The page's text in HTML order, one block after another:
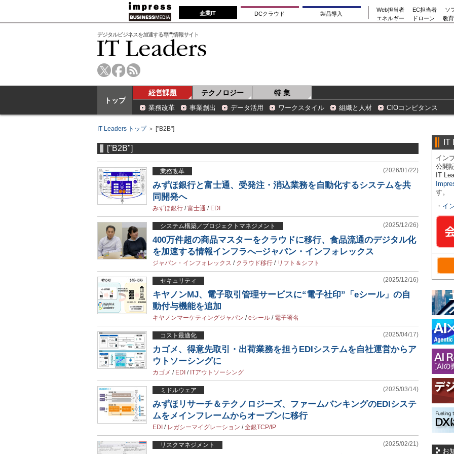
企業IT DCクラウド 製品導入
Web担当者 EC担当者
ソ
エネルギー
ドローン 教
デジタルビジネスを加速する専門情報サイト
トップ
経営課題 テクノロジー 特 集
業務改革 事業創出 データ活用 ワークスタイル 組織と人材 CIOコンピタンス
IT Leaders トップ＞ ["B2B"]
["B2B"]
業務改革 (2026/01/22)
みずほ銀行と富士通、受発注・消込業務を自動化するシステムを共
同開発へ
みずほ銀行 /富士通 / EDI
システム構築／プロジェクトマネジメント (2025/12/26)
400万件超の商品マスターをクラウドに移行、食品流通のデジタル化
を加速する情報インフラへ─ジャパン・インフォレックス
ジャパン・インフォレックス / クラウド移行 / リフト＆シフト
セキュリティ (2025/12/16)
キヤノンMJ、電子取引管理サービスに“電子社印”「eシール」の自
動付与機能を追加
キヤノンマーケティングジャパン /eシール / 電子署名
コスト最適化 (2025/04/17)
カゴメ、得意先取引・出荷業務を担うEDIシステムを自社運営からア
ウトソーシングに
カゴメ / EDI / ITアウトソーシング
ミドルウェア (2025/03/14)
みずほリサーチ＆テクノロジーズ、ファームバンキングのEDIシステ
ムをメインフレームからオープンに移行
EDI / レガシーマイグレーション /全銀TCP/IP
リスクマネジメント (2025/02/21)
IT
イン
公開
IT
す。
・ イ
お